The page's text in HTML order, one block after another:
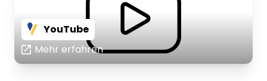
YouTube
Mehr erfahren